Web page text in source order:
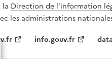
la Direction de l’information
les administrations
info.gouv.fr